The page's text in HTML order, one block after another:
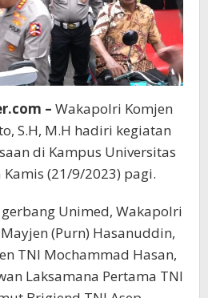
– Wakapolri Komjen
S.H, M.H hadiri kegiatan
di Kampus Universitas
(21/9/2023) pagi.
Unimed, Wakapolri
(Purn) Hasanuddin,
TNI Mochammad Hasan,
Laksamana Pertama TNI